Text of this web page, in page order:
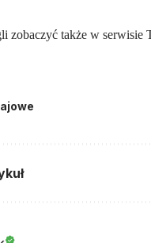
zobaczyć także w serwisie